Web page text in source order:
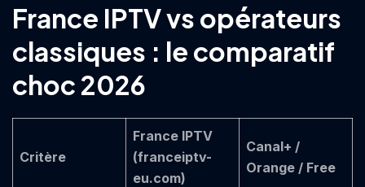
France IPTV vs opérateurs
classiques : le comparatif
choc 2026
Critère
France IPTV
(franceiptv-
eu.com)
Canal+ /
Orange / Free